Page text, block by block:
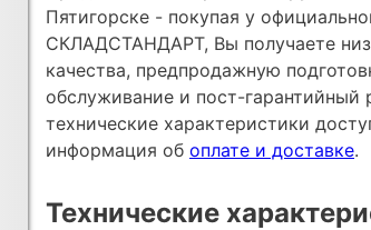
Пятигорске - покупая у
СКЛАДСТАНДАРТ, Вы получаете
качества, предпродажную
обслуживание и пост-
технические характеристики
информация об оплате и доставке.
Технические